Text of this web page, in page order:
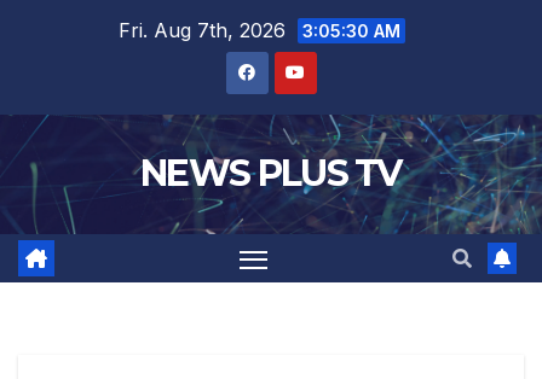
Fri. Aug 7th, 2026 3:05:31 AM
NEWS PLUS TV